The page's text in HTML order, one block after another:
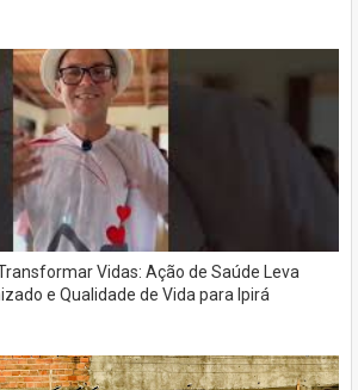
Vidas: Ação de Saúde Leva
e Qualidade de Vida para Ipirá